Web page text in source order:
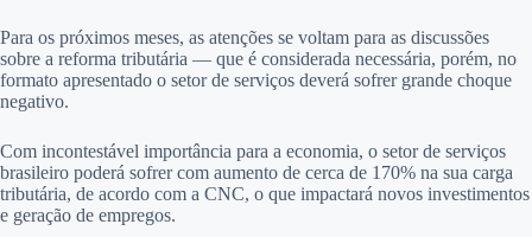
Para os próximos meses, as atenções se voltam para as discussões
sobre a reforma tributária — que é considerada necessária, porém, no
formato apresentado o setor de serviços deverá sofrer grande choque
negativo.
Com incontestável importância para a economia, o setor de serviços
brasileiro poderá sofrer com aumento de cerca de 170% na sua carga
tributária, de acordo com a CNC, o que impactará novos investimentos
e geração de empregos.